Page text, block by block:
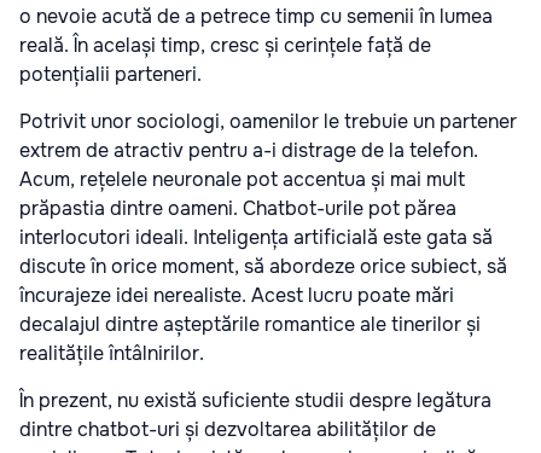
o nevoie acută de a petrece timp cu semenii în lumea
reală. În același timp, cresc și cerințele față de
potențialii parteneri.
Potrivit unor sociologi, oamenilor le trebuie un partener
extrem de atractiv pentru a-i distrage de la telefon.
Acum, rețelele neuronale pot accentua și mai mult
prăpastia dintre oameni. Chatbot-urile pot părea
interlocutori ideali. Inteligența artificială este gata să
discute în orice moment, să abordeze orice subiect, să
încurajeze idei nerealiste. Acest lucru poate mări
decalajul dintre așteptările romantice ale tinerilor și
realitățile întâlnirilor.
În prezent, nu există suficiente studii despre legătura
dintre chatbot-uri și dezvoltarea abilităților de